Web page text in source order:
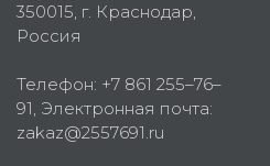
350015, г. Краснодар,
Россия
Телефон: +7 861 255–76–
91, Электронная почта:
zakaz@2557691.ru